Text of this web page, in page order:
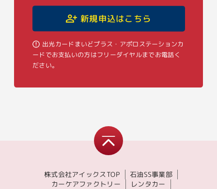
新規申込はこちら
出光カードまいどプラス・アポロステーションカ
ードでお支払いの方はフリーダイヤルまでお電話く
ださい。
株式会社アイックスTOP 石油SS事業部
カーケアファクトリー レンタカー